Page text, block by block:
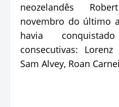
neozelandês
novembro do último
havia
consecutivas:
Sam Alvey, Roan